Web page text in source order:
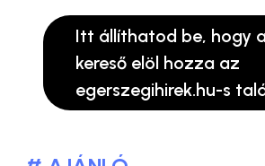
Itt állíthatod be, hogy
kereső elöl hozza az
egerszegihirek.hu-s